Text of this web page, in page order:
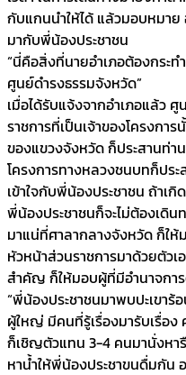
กับแกนนำให้ได้ แล้วมอบหมา
มากับพี่น้องประชาชน
“นี่คือสิ่งที่นายอำเภอต้องกระ
ศูนย์ดำรงธรรมจังหวัด”
เมื่อได้รับแจ้งจากอำเภอแล้ว
ราชการที่เป็นเจ้าของโครงกา
ของแขวงจังหวัด ก็ประสานท่า
โครงการทางหลวงชนบทก็ปร
เข้าใจกับพี่น้องประชาชน ถ้าเกิ
พี่น้องประชาชนก็จะไม่ต้องเดิน
มาแน่ที่ศาลากลางจังหวัด ก็ให้
หัวหน้าส่วนราชการมาด้วยตัวเ
สำคัญ ก็ให้มอบผู้ที่มีอำนาจกา
“พี่น้องประชาชนมาพบปะเขา
ผู้ใหญ่ มีคนที่รู้เรื่องมารับเรื่อ
ก็เชิญตัวแทน 3-4 คนมานั่งหารื
หาน้ำให้พี่น้องประชาขนดื่มกัน